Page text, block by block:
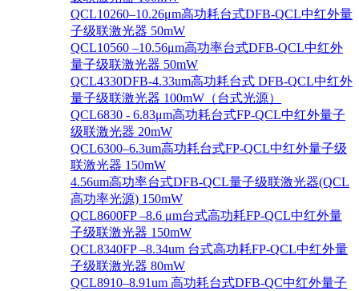
QCL10260–10.26μm高功耗台式DFB-QCL中红外量
子级联激光器 50mW
QCL10560 –10.56μm高功率台式DFB-QCL中红外
量子级联激光器 50mW
QCL4330DFB-4.33um高功耗台式 DFB-QCL中红外
量子级联激光器 100mW（台式光源）
QCL6830 - 6.83μm高功耗台式FP-QCL中红外量子
级联激光器 20mW
QCL6300–6.3um高功耗台式FP-QCL中红外量子级
联激光器 150mW
4.56um高功率台式DFB-QCL量子级联激光器(QCL
高功率光源) 150mW
QCL8600FP –8.6 μm台式高功耗FP-QCL中红外量
子级联激光器 150mW
QCL8340FP –8.34um 台式高功耗FP-QCL中红外量
子级联激光器 80mW
QCL8910–8.91um 高功耗台式DFB-QC中红外量子